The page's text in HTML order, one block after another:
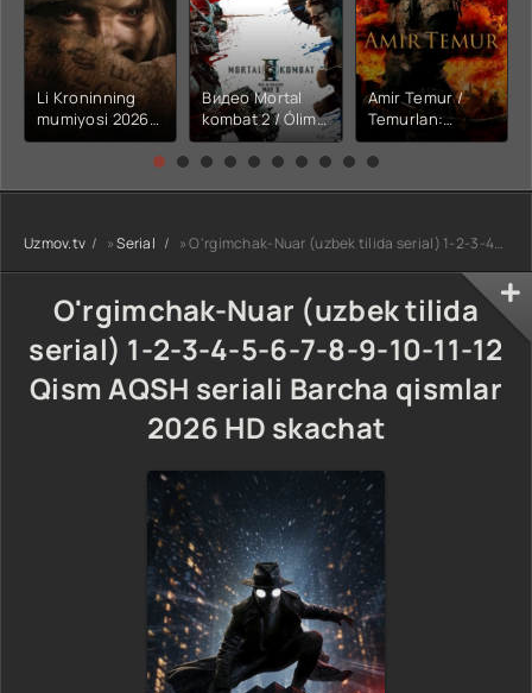
Li Kroninning
mumiyosi 2026
(uzbek tilida
kino) tarjima HD
Видео Mortal
kombat 2 / Ólim
jangi 2 (2026)
Uzbek tilida
Amir Temur /
Temurlan:
Fathchining
yuksalishi
tarjima kino Full
HD tas-ix
Uzmov.tv »Serial » O'rgimchak-Nuar (uzbek tilida serial) 1-2-3-4-5-6-7-8-9-10-11-12 Qism AQSH seriali Barcha qismlar 2026 HD skachat
O'rgimchak-Nuar (uzbek tilida
serial) 1-2-3-4-5-6-7-8-9-10-11-12
Qism AQSH seriali Barcha qismlar
2026 HD skachat